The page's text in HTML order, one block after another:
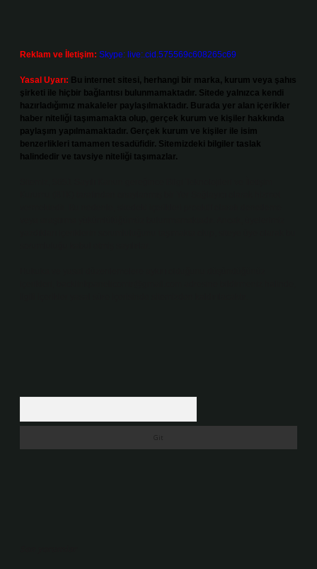
Reklam ve İletişim: Skype: live:.cid.575569c608265c69
Yasal Uyarı: Bu internet sitesi, herhangi bir marka, kurum veya şahıs
şirketi ile hiçbir bağlantısı bulunmamaktadır. Sitede yalnızca kendi
hazırladığımız makaleler paylaşılmaktadır. Burada yer alan içerikler
haber niteliği taşımamakta olup, gerçek kurum ve kişiler hakkında
paylaşım yapılmamaktadır. Gerçek kurum ve kişiler ile isim
benzerlikleri tamamen tesadüfidir. Sitemizdeki bilgiler taslak
halindedir ve tavsiye niteliği taşımazlar.